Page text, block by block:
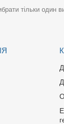
тільки один